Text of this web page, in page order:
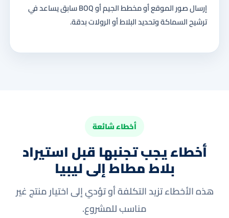
إرسال صور الموقع أو مخطط الجيم أو BOQ سابق يساعد في
ترشيح السماكة وتحديد البلاط أو الرولات بدقة.
أخطاء شائعة
أخطاء يجب تجنبها قبل استيراد
بلاط مطاط إلى ليبيا
هذه الأخطاء تزيد التكلفة أو تؤدي إلى اختيار منتج غير
مناسب للمشروع.